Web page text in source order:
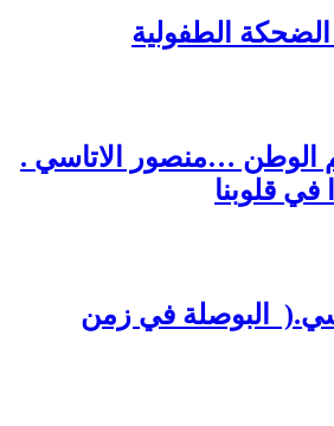
الطفولية
الوطن …منصور الاتاسي .
في قلوبنا
البوصلة في زمن